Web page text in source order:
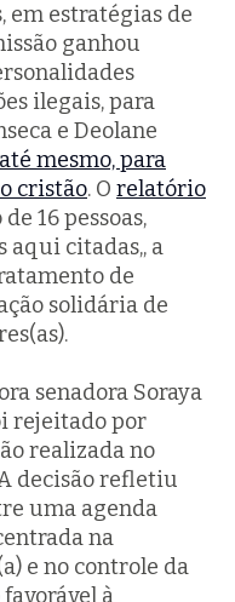
estratégias de
ganhou
ilegais, para
e Deolane
mesmo, para
cristão. O relatório
16 pessoas,
aqui citadas,, a
de
solidária de
senadora Soraya
rejeitado por
realizada no
decisão refletiu
uma agenda
na
e no controle da
à